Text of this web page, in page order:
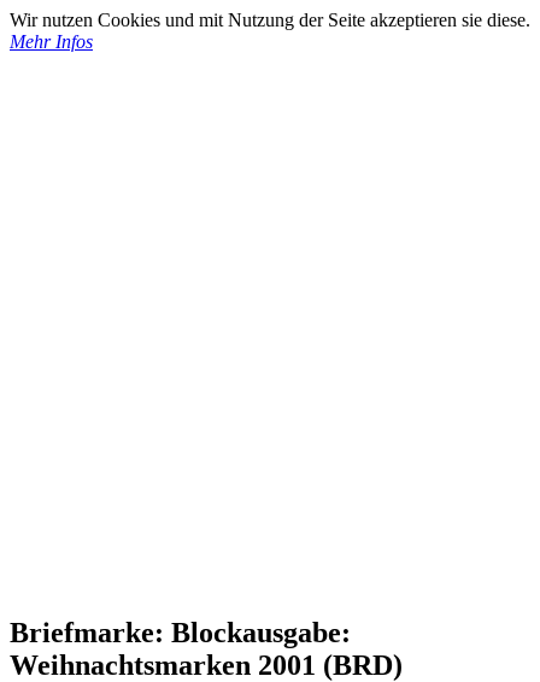
Wir nutzen Cookies und mit Nutzung der Seite akzeptieren sie diese.
Mehr Infos
Briefmarke: Blockausgabe:
Weihnachtsmarken 2001 (BRD)